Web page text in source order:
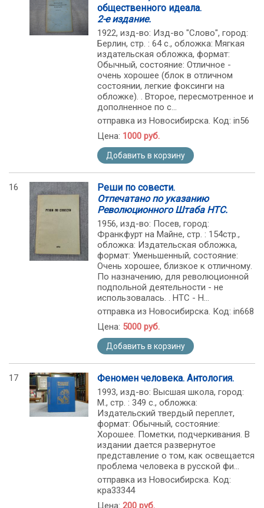
общественного идеала.
2-е издание.
1922, изд-во: Изд-во "Слово", город:
Берлин, стр. : 64 с., обложка: Мягкая
издательская обложка, формат:
Обычный, состояние: Отличное -
очень хорошее (блок в отличном
состоянии, легкие фоксинги на
обложке). . Второе, пересмотренное и
дополненное по с...
отправка из Новосибирска. Код: in56
Цена: 1000 руб.
Добавить в корзину
16
Реши по совести.
Отпечатано по указанию
Революционного Штаба НТС.
1956, изд-во: Посев, город:
Франкфурт на Майне, стр. : 154стр.,
обложка: Издательская обложка,
формат: Уменьшенный, состояние:
Очень хорошее, близкое к отличному.
По назначению, для революционной
подпольной деятельности - не
использовалась. . НТС - Н...
отправка из Новосибирска. Код: in668
Цена: 5000 руб.
Добавить в корзину
17 Феномен человека. Антология.
1993, изд-во: Высшая школа, город:
М., стр. : 349 с., обложка:
Издательский твердый переплет,
формат: Обычный, состояние:
Хорошее. Пометки, подчеркивания. В
издании дается развернутое
представление о том, как освещается
проблема человека в русской фи...
отправка из Новосибирска. Код:
кра33344